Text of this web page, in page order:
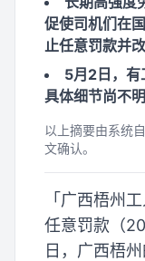
促使司机们在
止任意罚款并
5月2日，有
具体细节尚不明
以上摘要由系统
文确认。
「广西梧州
任意罚款（
日，广西梧